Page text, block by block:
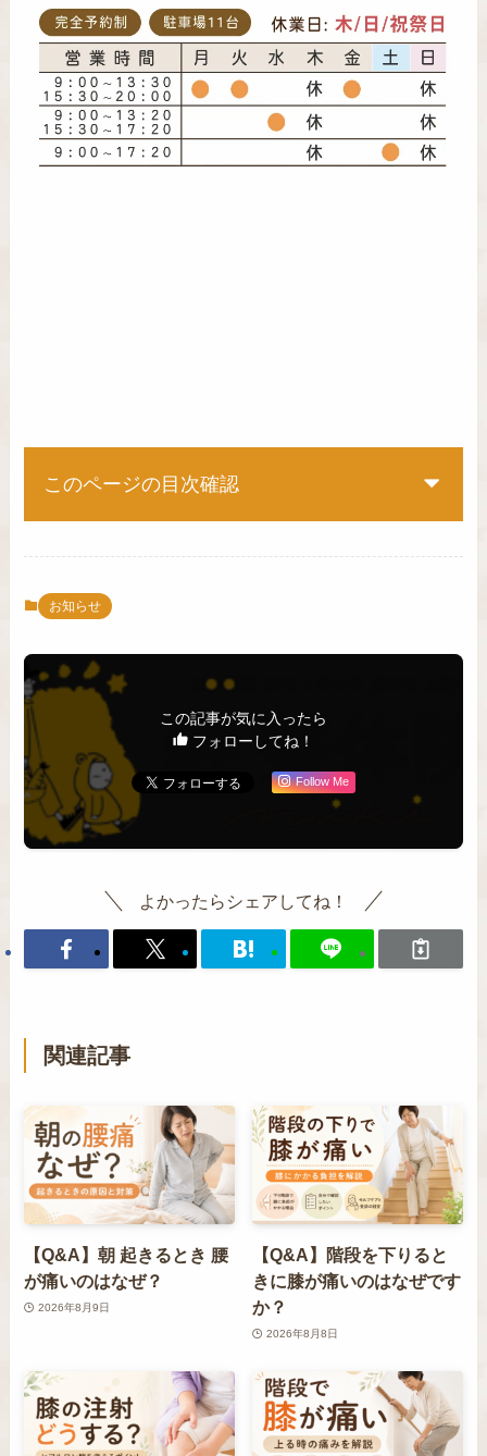
このページの目次確認
お知らせ
この記事が気に入ったら
フォローしてね！
Follow Me
よかったらシェアしてね！
関連記事
【Q&A】朝 起きるとき 腰
が痛いのはなぜ？
2026年8月9日
【Q&A】階段を下りると
きに膝が痛いのはなぜです
か？
2026年8月8日